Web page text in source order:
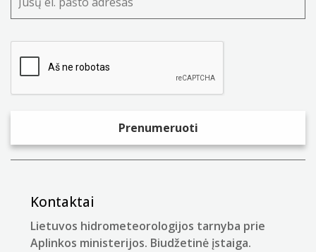
Kontaktai
Lietuvos hidrometeorologijos tarnyba prie
Aplinkos ministerijos. Biudžetinė įstaiga.